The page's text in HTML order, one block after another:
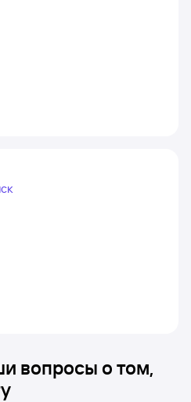
вопросы о том,